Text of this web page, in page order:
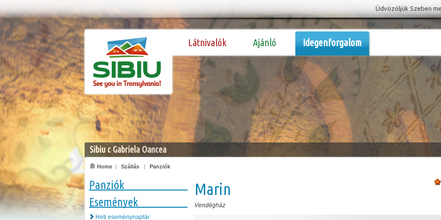
Üdvözöljük Szeben
Látnivalók Ajánló Idegenforgalom
Sibiu c Gabriela Oancea
Home | Szállás | Panziók
Panziók
Események
Heti eseménynaptár
Marin
Vendégház